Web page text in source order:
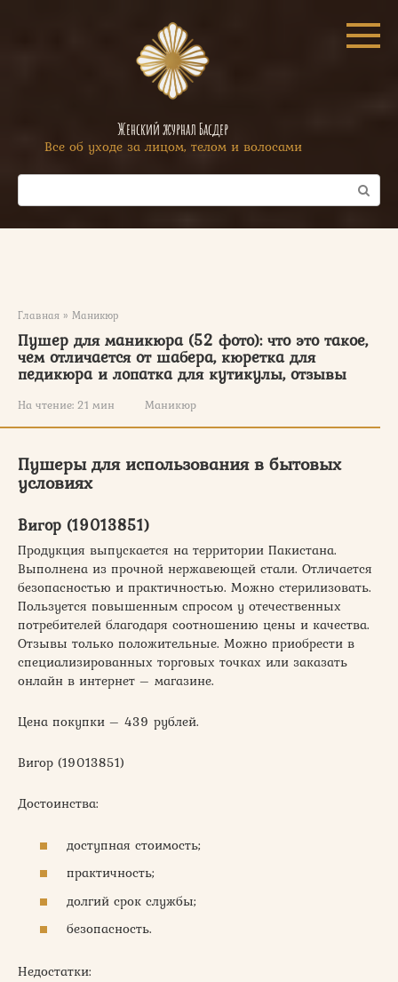
Женский журнал Басдер
Все об уходе за лицом, телом и волосами
Поиск:
Главная » Маникюр
Пушер для маникюра (52 фото): что это такое,
чем отличается от шабера, кюретка для
педикюра и лопатка для кутикулы, отзывы
На чтение: 21 мин Маникюр
Пушеры для использования в бытовых
условиях
Вигор (19013851)
Продукция выпускается на территории Пакистана.
Выполнена из прочной нержавеющей стали. Отличается
безопасностью и практичностью. Можно стерилизовать.
Пользуется повышенным спросом у отечественных
потребителей благодаря соотношению цены и качества.
Отзывы только положительные. Можно приобрести в
специализированных торговых точках или заказать
онлайн в интернет – магазине.
Цена покупки – 439 рублей.
Вигор (19013851)
Достоинства:
доступная стоимость;
практичность;
долгий срок службы;
безопасность.
Недостатки: